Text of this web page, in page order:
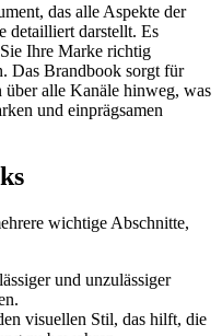
das alle Aspekte der
detailliert darstellt. Es
Ihre Marke richtig
Das Brandbook sorgt für
alle Kanäle hinweg, was
und einprägsamen
wichtige Abschnitte,
und unzulässiger
visuellen Stil, das hilft, die